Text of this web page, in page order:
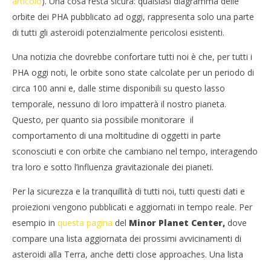
orbite dei PHA pubblicato ad oggi, rappresenta solo una parte
di tutti gli asteroidi potenzialmente pericolosi esistenti.
Una notizia che dovrebbe confortare tutti noi è che, per tutti i
PHA oggi noti, le orbite sono state calcolate per un periodo di
circa 100 anni e, dalle stime disponibili su questo lasso
temporale, nessuno di loro impatterà il nostro pianeta.
Questo, per quanto sia possibile monitorare il
comportamento di una moltitudine di oggetti in parte
sconosciuti e con orbite che cambiano nel tempo, interagendo
tra loro e sotto l’influenza gravitazionale dei pianeti.
Per la sicurezza e la tranquillità di tutti noi, tutti questi dati e
proiezioni vengono pubblicati e aggiornati in tempo reale. Per
esempio in questa pagina del Minor Planet Center, dove
compare una lista aggiornata dei prossimi avvicinamenti di
asteroidi alla Terra, anche detti close approaches. Una lista